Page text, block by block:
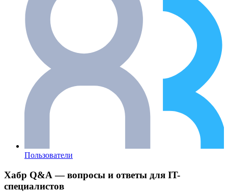
Пользователи
Хабр Q&A — вопросы и ответы для IT-
специалистов